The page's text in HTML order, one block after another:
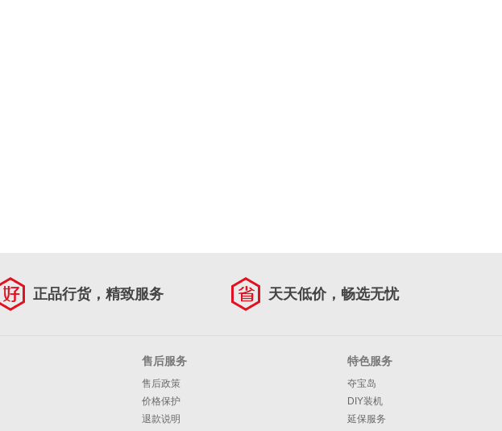
正品行货，精致服务 天天低价，畅选无忧
售后服务
售后政策
价格保护
退款说明
特色服务
夺宝岛
DIY装机
延保服务